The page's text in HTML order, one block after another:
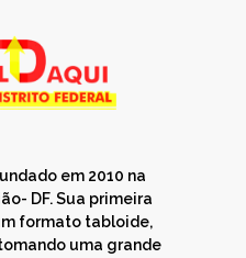
em 2010 na
DF. Sua primeira
formato tabloide,
uma grande